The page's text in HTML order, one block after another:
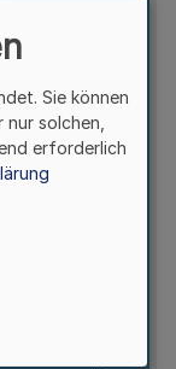
Sie können
solchen,
erforderlich